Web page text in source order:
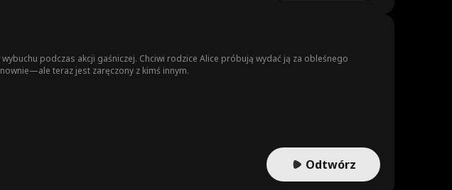
podczas akcji gaśniczej. Chciwi rodzice Alice próbują wydać ją za obleśnego
teraz jest zaręczony z kimś innym.
Odtwórz